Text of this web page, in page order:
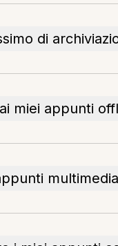
di
miei appunti